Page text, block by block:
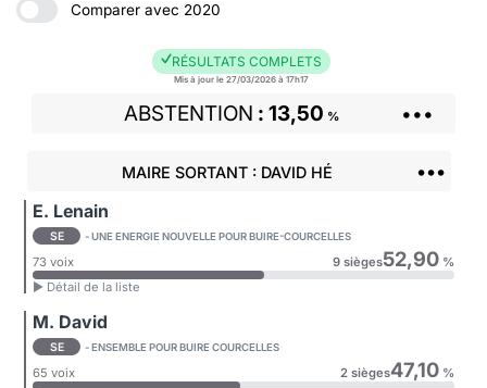
Comparer avec 2020
RÉSULTATS COMPLETS
Mis à jour le 27/03/2026 à 17h17
ABSTENTION 13,50 % •••
MAIRE SORTANT : DAVID HÉ •••
E. Lenain
SE - UNE ENERGIE NOUVELLE POUR BUIRE-COURCELLES
73 voix 9 sièges52,90%
► Détail de la liste
M. David
SE - ENSEMBLE POUR BUIRE COURCELLES
65 voix 2 sièges47,10%